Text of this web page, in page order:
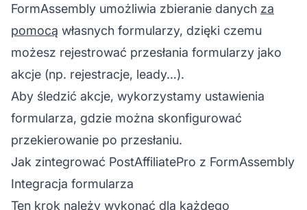
FormAssembly umożliwia zbieranie danych za
pomocą własnych formularzy, dzięki czemu
możesz rejestrować przesłania formularzy jako
akcje (np. rejestracje, leady…).
Aby śledzić akcje, wykorzystamy ustawienia
formularza, gdzie można skonfigurować
przekierowanie po przesłaniu.
Jak zintegrować PostAffiliatePro z FormAssembly
Integracja formularza
Ten krok należy wykonać dla każdego